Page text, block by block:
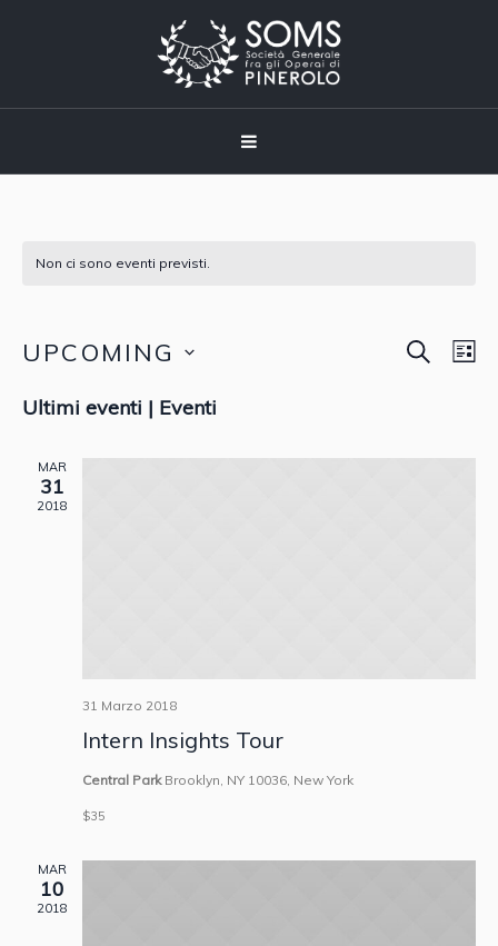
Non ci sono eventi previsti.
e
CERCA
UPCOMING
la
Ultimi eventi | Eventi
MAR
31
2018
31 Marzo 2018
Intern Insights Tour
Central Park Brooklyn, NY 10036, New York
$35
MAR
10
2018